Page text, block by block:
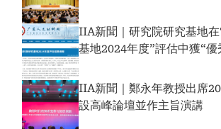
IIA新聞｜研究院研究基地
基地2024年度”評估中獲“優
IIA新聞｜鄭永年教授出席
設高峰論壇並作主旨演講